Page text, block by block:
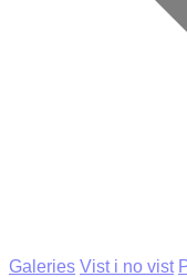
Galeries Vist i no vist